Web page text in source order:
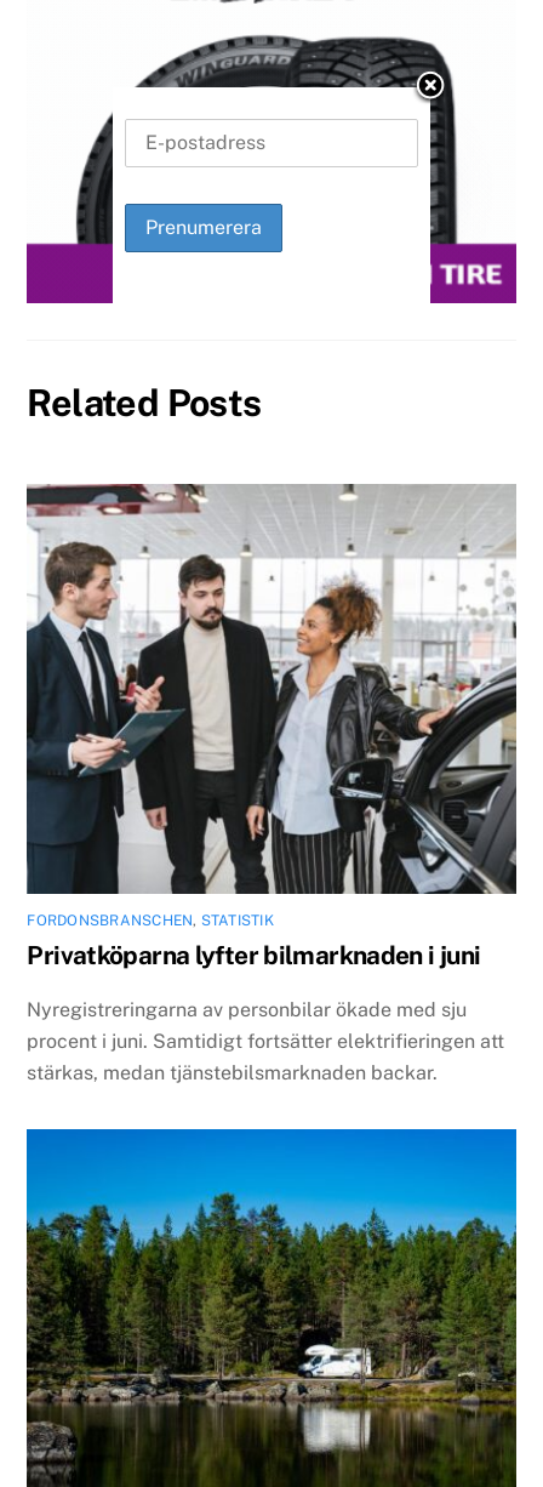
Related Posts
FORDONSBRANSCHEN, STATISTIK
Privatköparna lyfter bilmarknaden i juni
Nyregistreringarna av personbilar ökade med sju
procent i juni. Samtidigt fortsätter elektrifieringen att
stärkas, medan tjänstebilsmarknaden backar.